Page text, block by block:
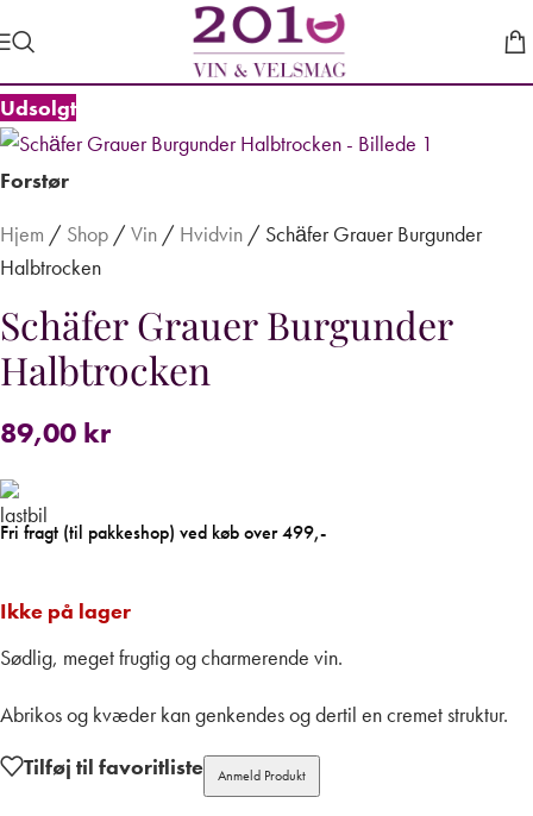
Udsolgt
Forstør
Hjem / Shop / Vin / Hvidvin / Schäfer Grauer Burgunder
Halbtrocken
Schäfer Grauer Burgunder
Halbtrocken
89,00 kr
Fri fragt (til pakkeshop) ved køb over 499,-
Ikke på lager
Sødlig, meget frugtig og charmerende vin.
Abrikos og kvæder kan genkendes og dertil en cremet struktur.
Tilføj til favoritliste
Anmeld Produkt